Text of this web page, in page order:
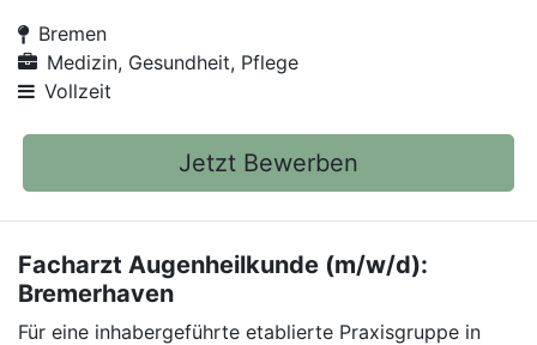
Bremen
Medizin, Gesundheit, Pflege
Vollzeit
Jetzt Bewerben
Facharzt Augenheilkunde (m/w/d):
Bremerhaven
Für eine inhabergeführte etablierte Praxisgruppe in